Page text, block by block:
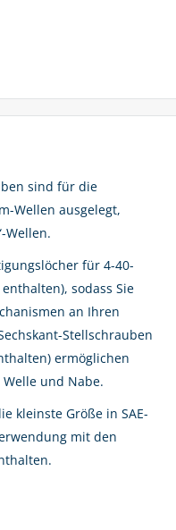
sind für die
Wellen ausgelegt,
Wellen.
für 4-40-
sodass Sie
an Ihren
Stellschrauben
ermöglichen
und Nabe.
kleinste Größe in SAE-
mit den